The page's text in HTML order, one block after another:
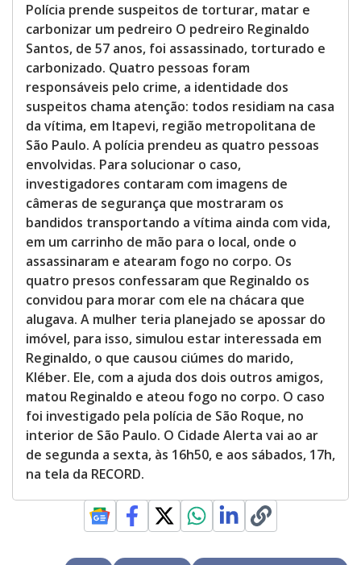
Polícia prende suspeitos de torturar, matar e
carbonizar um pedreiro O pedreiro Reginaldo
Santos, de 57 anos, foi assassinado, torturado e
carbonizado. Quatro pessoas foram
responsáveis pelo crime, a identidade dos
suspeitos chama atenção: todos residiam na casa
da vítima, em Itapevi, região metropolitana de
São Paulo. A polícia prendeu as quatro pessoas
envolvidas. Para solucionar o caso,
investigadores contaram com imagens de
câmeras de segurança que mostraram os
bandidos transportando a vítima ainda com vida,
em um carrinho de mão para o local, onde o
assassinaram e atearam fogo no corpo. Os
quatro presos confessaram que Reginaldo os
convidou para morar com ele na chácara que
alugava. A mulher teria planejado se apossar do
imóvel, para isso, simulou estar interessada em
Reginaldo, o que causou ciúmes do marido,
Kléber. Ele, com a ajuda dos dois outros amigos,
matou Reginaldo e ateou fogo no corpo. O caso
foi investigado pela polícia de São Roque, no
interior de São Paulo. O Cidade Alerta vai ao ar
de segunda a sexta, às 16h50, e aos sábados, 17h,
na tela da RECORD.